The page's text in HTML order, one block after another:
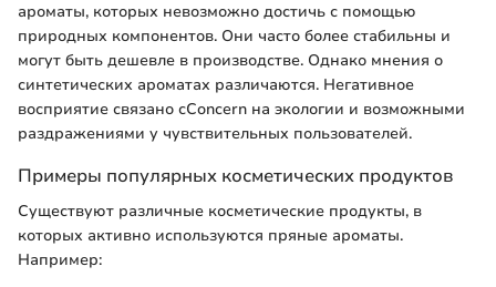
ароматы, которых невозможно достичь с помощью
природных компонентов. Они часто более стабильны и
могут быть дешевле в производстве. Однако мнения о
синтетических ароматах различаются. Негативное
восприятие связано сConcern на экологии и возможными
раздражениями у чувствительных пользователей.
Примеры популярных косметических продуктов
Существуют различные косметические продукты, в
которых активно используются пряные ароматы.
Например: